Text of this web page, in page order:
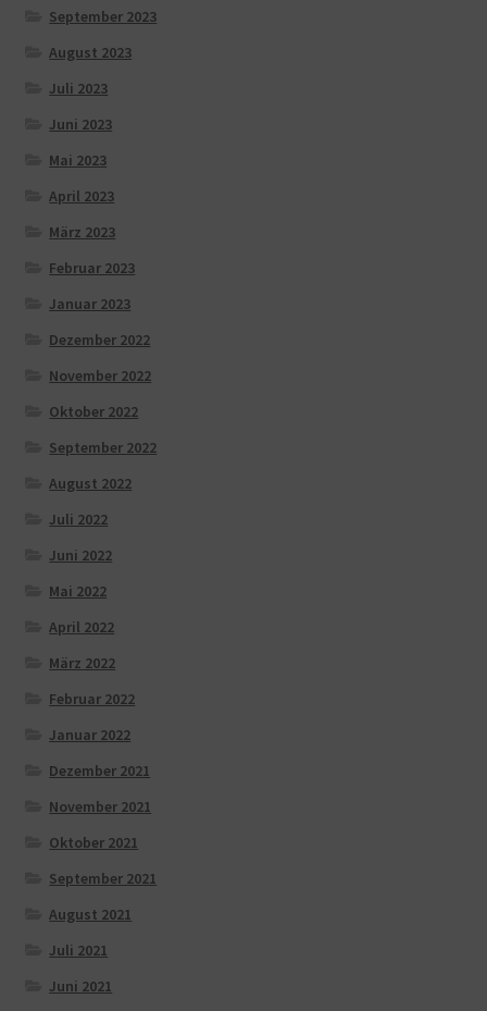
September 2023
August 2023
Juli 2023
Juni 2023
Mai 2023
April 2023
März 2023
Februar 2023
Januar 2023
Dezember 2022
November 2022
Oktober 2022
September 2022
August 2022
Juli 2022
Juni 2022
Mai 2022
April 2022
März 2022
Februar 2022
Januar 2022
Dezember 2021
November 2021
Oktober 2021
September 2021
August 2021
Juli 2021
Juni 2021